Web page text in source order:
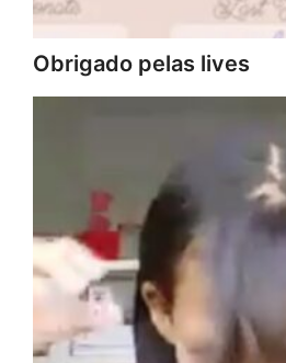
Obrigado pelas lives